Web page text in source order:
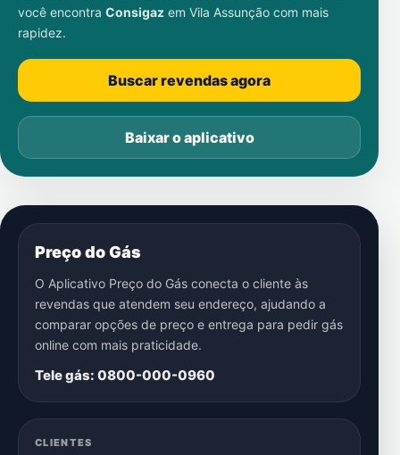
você encontra Consigaz em Vila Assunção com mais
rapidez.
Buscar revendas agora
Baixar o aplicativo
Preço do Gás
O Aplicativo Preço do Gás conecta o cliente às
revendas que atendem seu endereço, ajudando a
comparar opções de preço e entrega para pedir gás
online com mais praticidade.
Tele gás: 0800-000-0960
CLIENTES